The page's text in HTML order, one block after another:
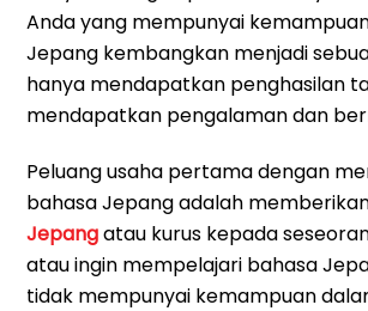
Anda yang mempunyai
Jepang kembangkan menjadi
hanya mendapatkan penghasilan
mendapatkan pengalaman dan
Peluang usaha pertama dengan
bahasa Jepang adalah
Jepangatau kurus kepada
atau ingin mempelajari bahasa
tidak mempunyai kemampuan